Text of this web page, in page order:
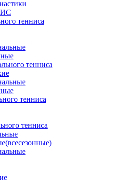
тенниса
тенниса
тенниса
тенниса